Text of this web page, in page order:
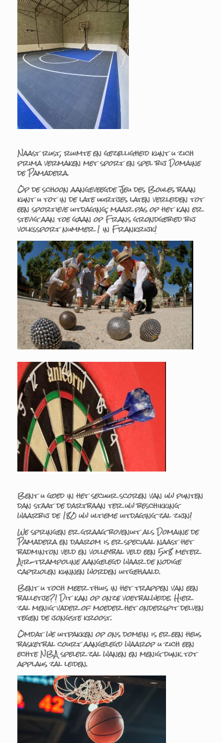
Naast rust, ruimte en gezelligheid kunt u zich
prima vermaken met sport en spel bij Domaine
de Pamadera.
Op de schoon aangeveegde Jeu des Boules baan
kunt u tot in de late uurtjes laten verleiden tot
een sportieve uitdaging, maar pas op het kan er
stevig aan toe gaan op Frans grondgebied bij
volkssport nummer 1 in Frankrijk!
Bent u goed in het secuur scoren van uw punten
dan staat de dartbaan ter uw beschikking
waarbij de 180 uw ultieme uitdaging zal zijn!
We springen er graag bovenuit als Domaine de
Pamadera en daarom is er speciaal naast het
badminton veld en volleybal veld een 5×8 meter
Air-trampoline aangelegd waar de nodige
capriolen kunnen worden uitgehaald.
Bent u toch meer thuis in het trappen van een
balletje?! Dit kan op onze voetbalweide. Hier
zal menig vader of moeder het onderspit delven
tegen de jongste kroost.
Omdat we uitpakken op ons domein is er een heus
basketbal court aangelegd waarop u zich een
echte NBA speler zal wanen en menig dunk tot
applaus zal leiden.